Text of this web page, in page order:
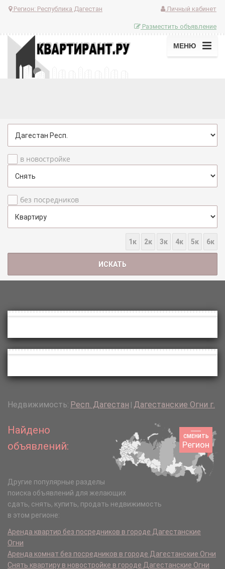
Регион: Республика Дагестан Личный кабинет
Разместить объявление
МЕНЮ
в новостройке
без посредников
1к 2к 3к 4к 5к 6к
Недвижимость: Респ. Дагестан Дагестанские Огни г.
СМЕНИТЬ
Регион
Найдено
объявлений:
Другие популярные разделы
поиска объявлений для желающих
сдать, снять, купить, продать недвижимость
в этом регионе:
Аренда квартир без посредников в городе Дагестанские
Огни
Аренда комнат без посредников в городе Дагестанские Огни
Снять квартиру в новостройке в городе Дагестанские Огни